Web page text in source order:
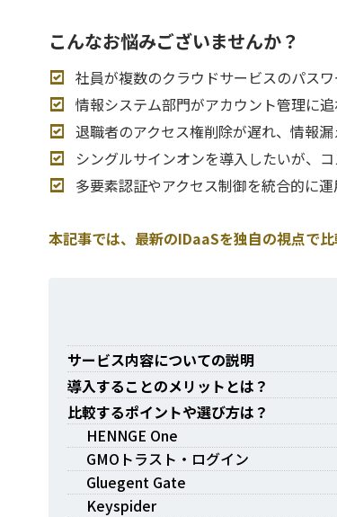
こんなお悩みございませんか？
社員が複数のクラウドサービスのパス
情報システム部門がアカウント管理に
退職者のアクセス権削除が遅れ、情報漏
シングルサインオンを導入したいが、
多要素認証やアクセス制御を統合的に運
本記事では、最新のIDaaSを独自の視点で
サービス内容についての説明
導入することのメリットとは？
比較するポイントや選び方は？
HENNGE One
GMOトラスト・ログイン
Gluegent Gate
Keyspider